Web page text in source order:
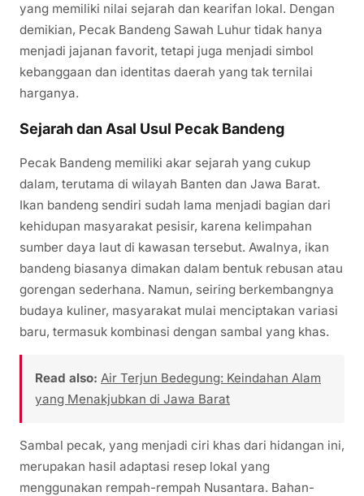
yang memiliki nilai sejarah dan kearifan lokal. Dengan
demikian, Pecak Bandeng Sawah Luhur tidak hanya
menjadi jajanan favorit, tetapi juga menjadi simbol
kebanggaan dan identitas daerah yang tak ternilai
harganya.
Sejarah dan Asal Usul Pecak Bandeng
Pecak Bandeng memiliki akar sejarah yang cukup
dalam, terutama di wilayah Banten dan Jawa Barat.
Ikan bandeng sendiri sudah lama menjadi bagian dari
kehidupan masyarakat pesisir, karena kelimpahan
sumber daya laut di kawasan tersebut. Awalnya, ikan
bandeng biasanya dimakan dalam bentuk rebusan atau
gorengan sederhana. Namun, seiring berkembangnya
budaya kuliner, masyarakat mulai menciptakan variasi
baru, termasuk kombinasi dengan sambal yang khas.
Read also: Air Terjun Bedegung: Keindahan Alam
yang Menakjubkan di Jawa Barat
Sambal pecak, yang menjadi ciri khas dari hidangan ini,
merupakan hasil adaptasi resep lokal yang
menggunakan rempah-rempah Nusantara. Bahan-